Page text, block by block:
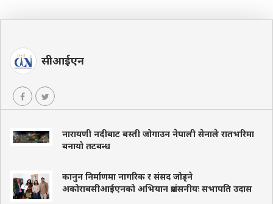
सीआईएन
नारायणी नदीबाट बस्ती जोगाउन नेपाली सेनाले रातभरिमा
बनायो तटबन्ध
कानुन निर्माणमा नागरिक र संसद जोड्ने
अकोराबसीआईएनको अभियान प्रशंसनीयः सभापति उदास